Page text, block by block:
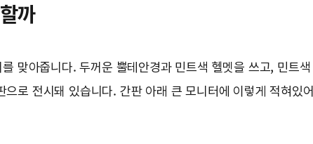
까
맞아줍니다. 두꺼운 뿔테안경과 민트색 헬멧을 쓰고, 민트
로 전시돼 있습니다. 간판 아래 큰 모니터에 이렇게 적혀있